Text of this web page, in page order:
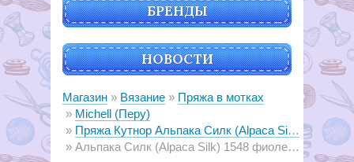
БРЕНДЫ
НОВОСТИ
Магазин Вязание
Пряжа в мотках
Michell (Перу)
Пряжа Кутнор Альпака Силк (Alpaca Silk)
Альпака Силк (Alpaca Silk) 1548 фиолетовый